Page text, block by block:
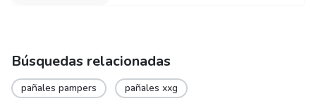
Búsquedas relacionadas
pañales pampers
pañales xxg